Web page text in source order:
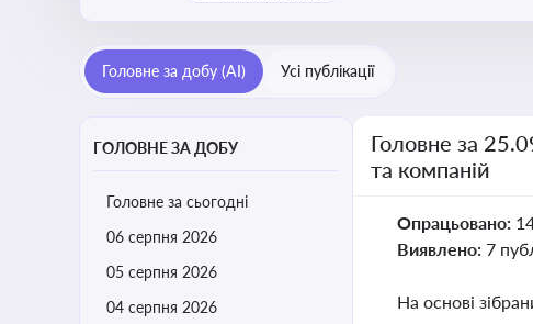
Головне за добу (AI) Усі публікації
ГОЛОВНЕ ЗА ДОБУ
Головне за сьогодні
06 серпня 2026
05 серпня 2026
04 серпня 2026
Головне за
та компаній
Опрацьовано:
Виявлено: 7
На основі